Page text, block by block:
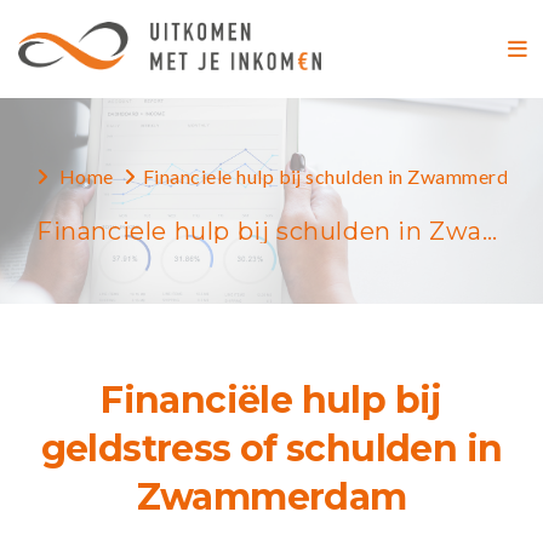
Home Financiele hulp bij schulden in Zwammerdam
Financiele hulp bij schulden in Zwammerdam
Financiële hulp bij
geldstress of schulden in
Zwammerdam